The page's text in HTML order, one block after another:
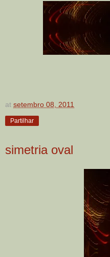
at setembro 08, 2011
Partilhar
simetria oval